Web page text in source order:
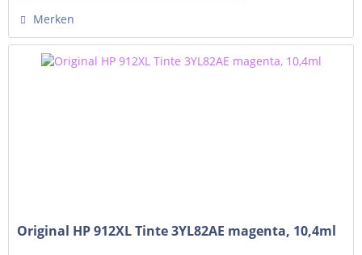
Merken
Original HP 912XL Tinte 3YL82AE magenta, 10,4ml